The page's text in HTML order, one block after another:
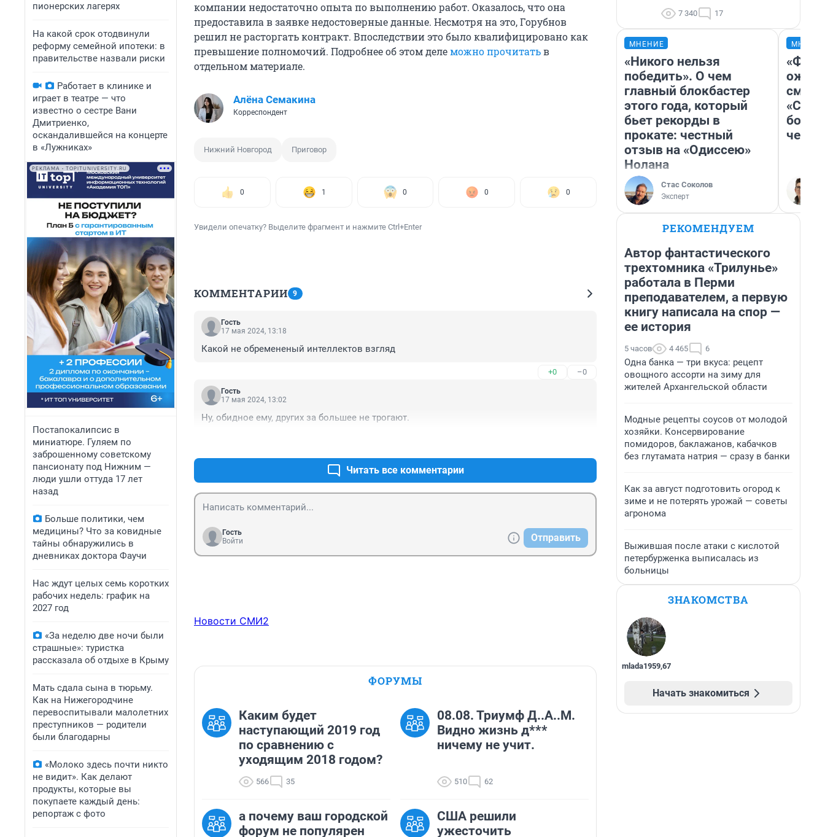
пионерских лагерях
На какой срок отодвинули
реформу семейной ипотеки: в
правительстве назвали риски
Работает в клинике и
играет в театре — что
известно о сестре Вани
Дмитриенко,
оскандалившейся на концерте
в «Лужниках»
РЕКЛАМА • TOPITUNIVERSITY.RU
Постапокалипсис в
миниатюре. Гуляем по
заброшенному советскому
пансионату под Нижним —
люди ушли оттуда 17 лет
назад
Больше политики, чем
медицины? Что за ковидные
тайны обнаружились в
дневниках доктора Фаучи
Нас ждут целых семь коротких
рабочих недель: график на
2027 год
«За неделю две ночи были
страшные»: туристка
рассказала об отдыхе в Крыму
Мать сдала сына в тюрьму.
Как на Нижегородчине
перевоспитывали малолетних
преступников — родители
были благодарны
«Молоко здесь почти никто
не видит». Как делают
продукты, которые вы
покупаете каждый день:
репортаж с фото
компании недостаточно опыта по выполнению работ. Оказалось, что она
предоставила в заявке недостоверные данные. Несмотря на это, Горубнов
решил не расторгать контракт. Впоследствии это было квалифицировано как
превышение полномочий. Подробнее об этом делеможно прочитатьв
отдельном материале.
Алёна Семакина
Корреспондент
Нижний Новгород Приговор
0 1 0 0 0
Увидели опечатку? Выделите фрагмент и нажмите Ctrl+Enter
КОММЕНТАРИИ 9
Гость
17 мая 2024, 13:18
Какой не обремененый интеллектов взгляд
+0 –0
Гость
17 мая 2024, 13:02
Ну, обидное ему, других за большее не трогают.
Читать все комментарии
Гость
Войти
Отправить
Новости СМИ2
ФОРУМЫ
Каким будет
наступающий 2019 год
по сравнению с
уходящим 2018 годом?
566 35
08.08. Триумф Д..А..М.
Видно жизнь д***
ничему не учит.
510 62
а почему ваш городской
форум не популярен
США решили
ужесточить
7 340 17
МНЕНИЕ
«Никого нельзя
победить». О чем
главный блокбастер
этого года, который
бьет рекорды в
прокате: честный
отзыв на «Одиссею»
Нолана
Стас Соколов
Эксперт
РЕКОМЕНДУЕМ
Автор фантастического
трехтомника «Трилунье»
работала в Перми
преподавателем, а первую
книгу написала на спор —
ее история
5 часов 4 465 6
Одна банка — три вкуса: рецепт
овощного ассорти на зиму для
жителей Архангельской области
Модные рецепты соусов от молодой
хозяйки. Консервирование
помидоров, баклажанов, кабачков
без глутамата натрия — сразу в банки
Как за август подготовить огород к
зиме и не потерять урожай — советы
агронома
Выжившая после атаки с кислотой
петербурженка выписалась из
больницы
ЗНАКОМСТВА
mlada1959,67
Начать знакомиться